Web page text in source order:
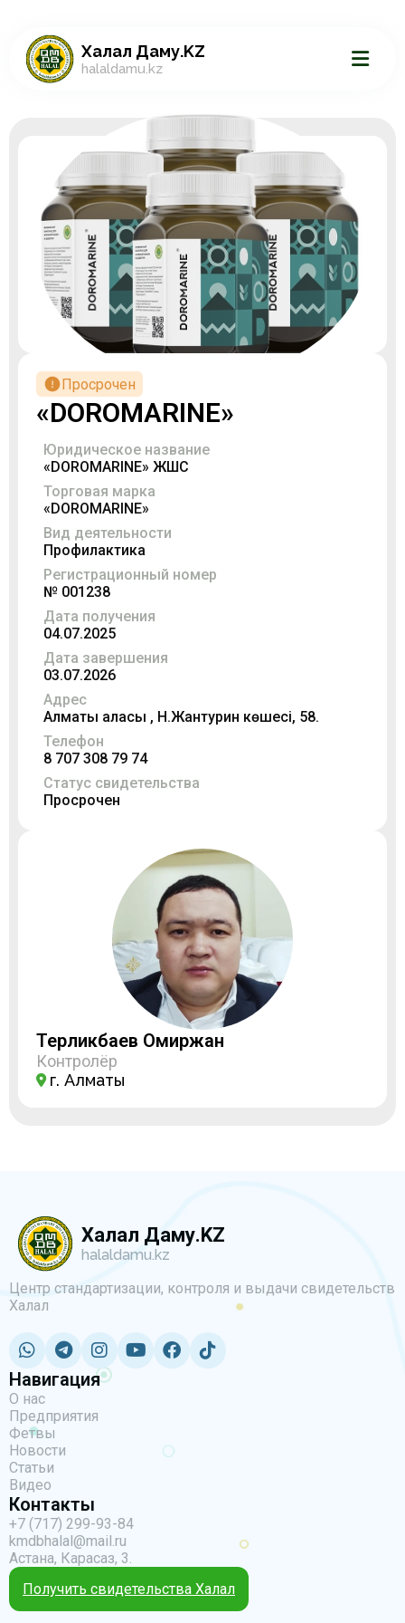
Халал Даму.KZ
halaldamu.kz
Просрочен
«DOROMARINE»
Юридическое название
«DOROMARINE» ЖШС
Торговая марка
«DOROMARINE»
Вид деятельности
Профилактика
Регистрационный номер
№ 001238
Дата получения
04.07.2025
Дата завершения
03.07.2026
Адрес
Алматы қаласы , Н.Жантурин көшесі, 58.
Телефон
8 707 308 79 74
Статус свидетельства
Просрочен
Терликбаев Омиржан
Контролёр
г. Алматы
Халал Даму.KZ
halaldamu.kz
Центр стандартизации, контроля и выдачи свидетельств
Халал
Навигация
О нас
Предприятия
Фетвы
Новости
Статьи
Видео
Контакты
+7 (717) 299-93-84
kmdbhalal@mail.ru
Астана, Карасаз, 3.
Получить свидетельства Халал